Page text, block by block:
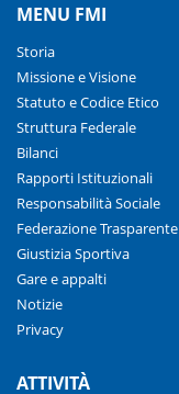
MENU FMI
Storia
Missione e Visione
Statuto e Codice Etico
Struttura Federale
Bilanci
Rapporti Istituzionali
Responsabilità Sociale
Federazione Trasparente
Giustizia Sportiva
Gare e appalti
Notizie
Privacy
ATTIVITÀ